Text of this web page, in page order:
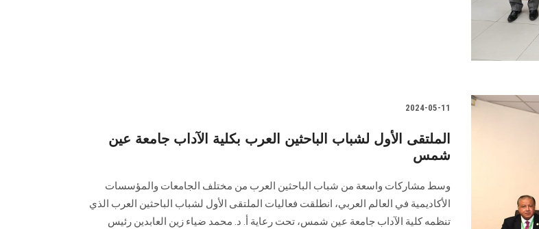
2024-05-11
الملتقى الأول لشباب الباحثين العرب بكلية الآداب جامعة عين
شمس
وسط مشاركات واسعة من شباب الباحثين العرب من مختلف الجامعات والمؤسسات
الأكاديمية في العالم العربي، انطلقت فعاليات الملتقى الأول لشباب الباحثين العرب الذي
تنظمه كلية الآداب جامعة عين شمس، تحت رعاية أ. د. محمد ضياء زين العابدين رئيس